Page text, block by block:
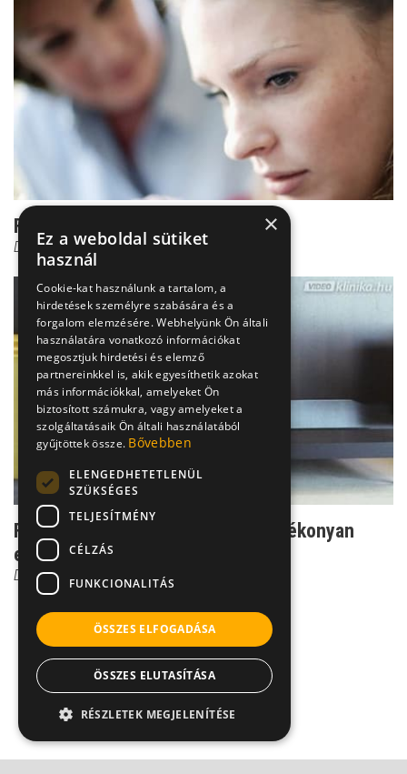
Felnőtté válás - Ez kell hozzá
Dr. Csernus Imre
Félelemfüggőség - Így tehetsz hatékonyan
ellene
Dr. Csernus Imre
×
Ez a weboldal sütiket
használ
Cookie-kat használunk a tartalom, a
hirdetések személyre szabására és a
forgalom elemzésére. Webhelyünk Ön általi
használatára vonatkozó információkat
megosztjuk hirdetési és elemző
partnereinkkel is, akik egyesíthetik azokat
más információkkal, amelyeket Ön
biztosított számukra, vagy amelyeket a
szolgáltatásaik Ön általi használatából
gyűjtöttek össze. Bővebben
ELENGEDHETETLENÜL
SZÜKSÉGES
TELJESÍTMÉNY
CÉLZÁS
FUNKCIONALITÁS
ÖSSZES ELFOGADÁSA
ÖSSZES ELUTASÍTÁSA
RÉSZLETEK MEGJELENÍTÉSE